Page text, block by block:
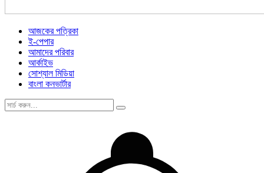
আজকের পত্রিকা
ই-পেপার
আমাদের পরিবার
আর্কাইভ
সোশ্যাল মিডিয়া
বাংলা কনভার্টার